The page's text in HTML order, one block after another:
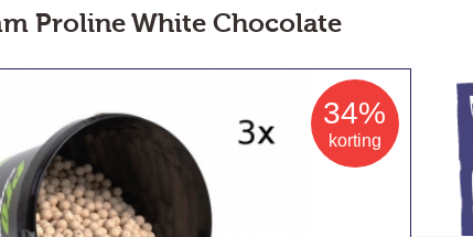
Proline White Chocolate
34%
korting